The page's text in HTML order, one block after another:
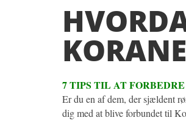
7 TIPS TIL AT
Er du en af dem, der sjældent
dig med at blive forbundet til